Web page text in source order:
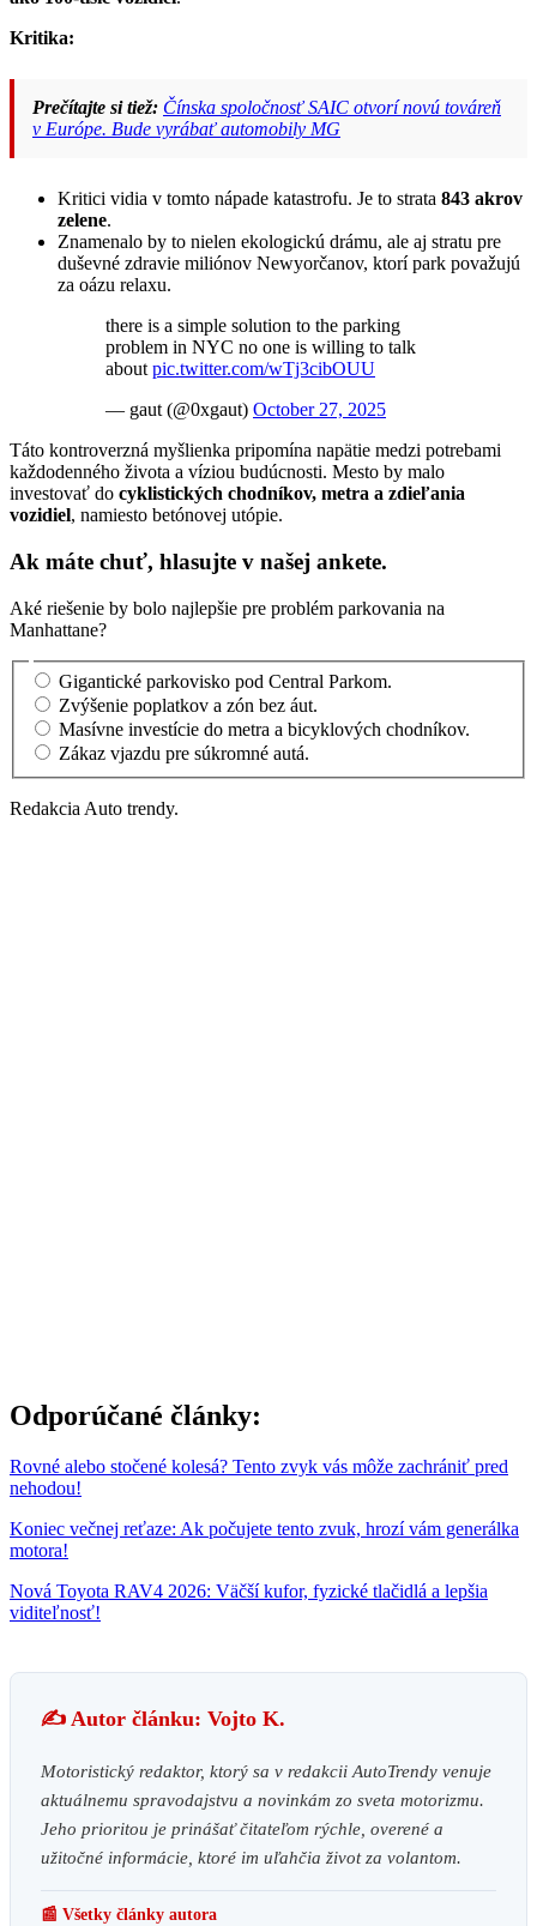
Kritika:
Prečítajte si tiež: Čínska spoločnosť SAIC otvorí novú továreň
v Európe. Bude vyrábať automobily MG
Kritici vidia v tomto nápade katastrofu. Je to strata 843 akrov
zelene.
Znamenalo by to nielen ekologickú drámu, ale aj stratu pre
duševné zdravie miliónov Newyorčanov, ktorí park považujú
za oázu relaxu.
there is a simple solution to the parking
problem in NYC no one is willing to talk
aboutpic.twitter.com/wTj3cibOUU
— gaut (@0xgaut) October 27, 2025
Táto kontroverzná myšlienka pripomína napätie medzi potrebami
každodenného života a víziou budúcnosti. Mesto by malo
investovať do cyklistických chodníkov, metra a zdieľania
vozidiel, namiesto betónovej utópie.
Ak máte chuť, hlasujte v našej ankete.
Aké riešenie by bolo najlepšie pre problém parkovania na
Manhattane?
Gigantické parkovisko pod Central Parkom.
Zvýšenie poplatkov a zón bez áut.
Masívne investície do metra a bicyklových chodníkov.
Zákaz vjazdu pre súkromné autá.
Redakcia Auto trendy.
Odporúčané články:
Rovné alebo stočené kolesá? Tento zvyk vás môže zachrániť pred
nehodou!
Koniec večnej reťaze: Ak počujete tento zvuk, hrozí vám generálka
motora!
Nová Toyota RAV4 2026: Väčší kufor, fyzické tlačidlá a lepšia
viditeľnosť!
✍️ Autor článku: Vojto K.
Motoristický redaktor, ktorý sa v redakcii AutoTrendy venuje
aktuálnemu spravodajstvu a novinkám zo sveta motorizmu.
Jeho prioritou je prinášať čitateľom rýchle, overené a
užitočné informácie, ktoré im uľahčia život za volantom.
📰 Všetky články autora